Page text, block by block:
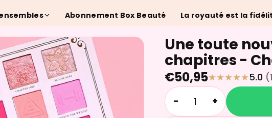
Abonnement Box Beauté La royauté est la
Une toute
chapitres -
€50,95 5.0
−
+